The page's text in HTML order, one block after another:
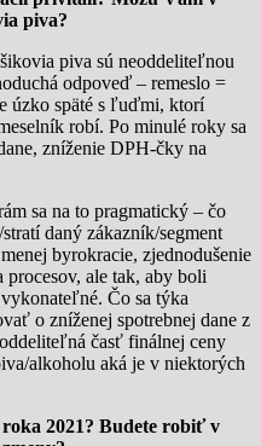
piva?
piva sú neoddeliteľnou
odpoveď – remeslo =
úzko späté s ľuďmi, ktorí
robí. Po minulé roky sa
zníženie DPH-čky na
sa na to pragmatický – čo
daný zákazník/segment
byrokracie, zjednodušenie
ale tak, aby boli
Čo sa týka
o zníženej spotrebnej dane z
časť finálnej ceny
alkoholu aká je v niektorých
2021? Budete robiť v